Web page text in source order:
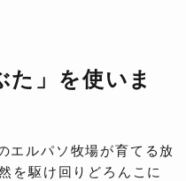
た」を使いま
エルパソ牧場が育てる放
を駆け回りどろんこに